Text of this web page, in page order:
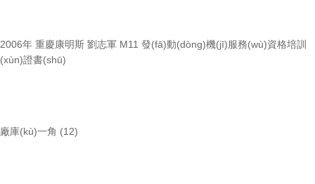
2006年 重慶康明斯 劉志軍 M11 發(fā)動(dòng)機(jī)服務(wù)資格培訓
(xùn)證書(shū)
廠庫(kù)一角 (12)